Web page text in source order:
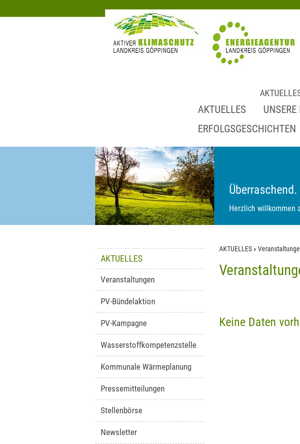
AKTUELLES
ERFOLGSGESCHICHTEN
Überraschend.
Herzlich willkommen
AKTUELLES
Veranstaltungen
PV-Bündelaktion
PV-Kampagne
Wasserstoffkompetenzstelle
Kommunale Wärmeplanung
Pressemitteilungen
Stellenbörse
Newsletter
AKTUELLES »
Keine Daten